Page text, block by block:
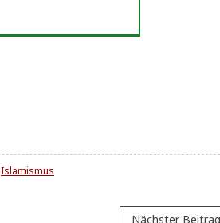
Islamismus
Nächster Beitrag